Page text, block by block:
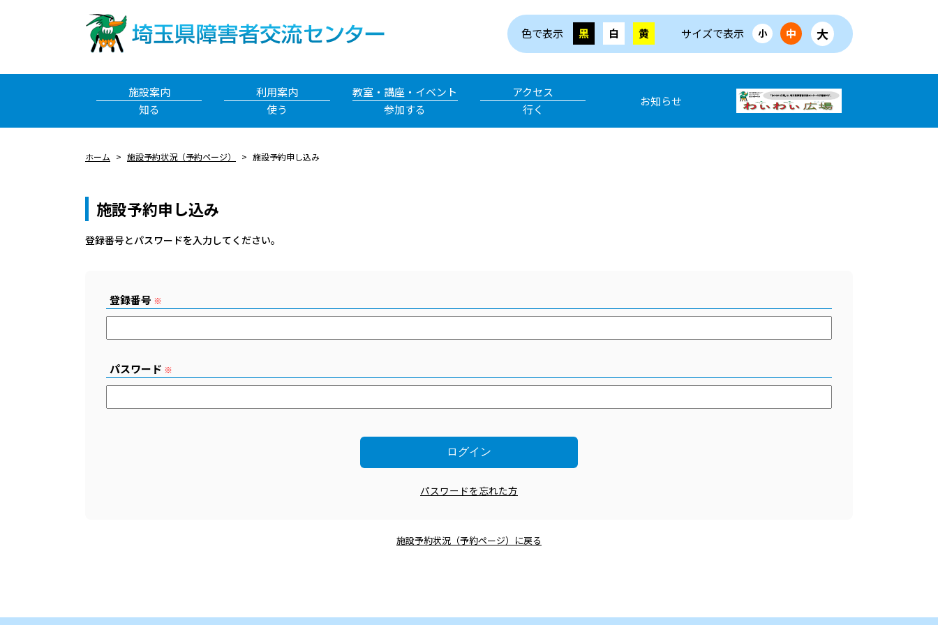
色で表示 黒 白 黄 サイズで表示 小 中 大
施設案内
知る
利用案内
使う
教室・講座・イベント
参加する
アクセス
行く
お知らせ
ホーム 施設予約状況（予約ページ） 施設予約申し込み
施設予約申し込み
登録番号とパスワードを⼊⼒してください。
登録番号 ※
パスワード ※
パスワードを忘れた方
施設予約状況（予約ページ）に戻る